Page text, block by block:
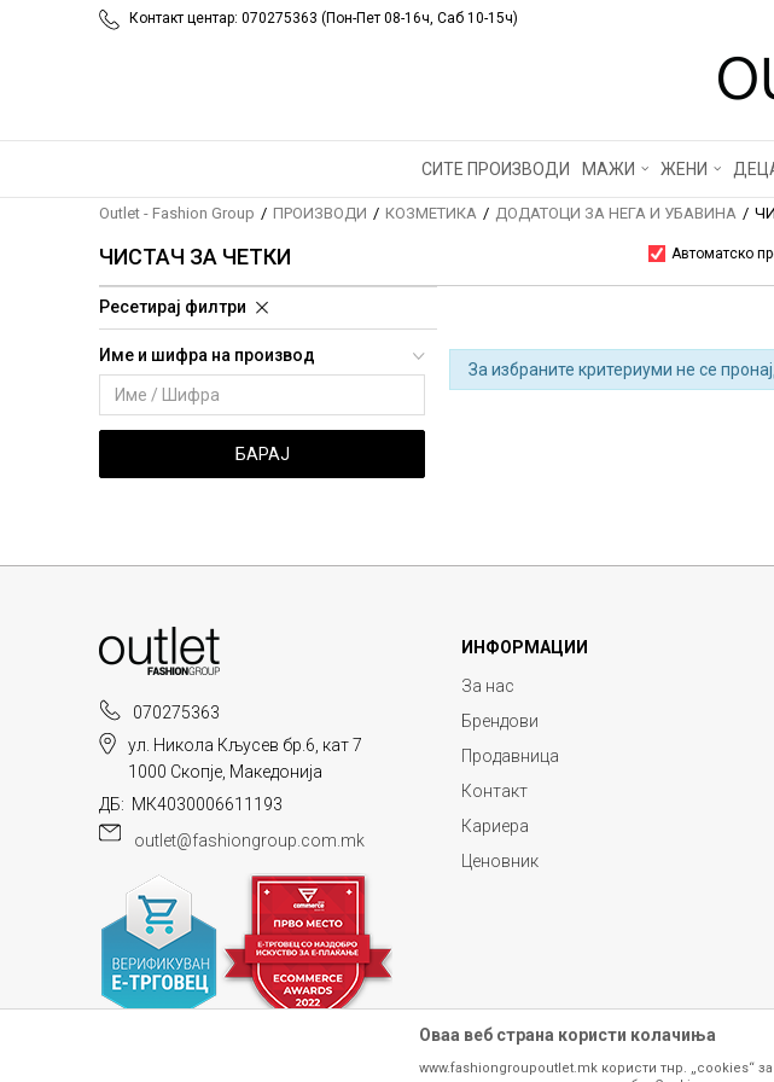
Контакт центар: 070275363 (Пон-Пет 08-16ч, Саб 10-15ч)
СИТЕ ПРОИЗВОДИ МАЖИ ЖЕНИ
Outlet - Fashion Group ПРОИЗВОДИ КОЗМЕТИКА ДОДАТОЦИ ЗА НЕГА И УБАВИНА
ЧИСТАЧ ЗА ЧЕТКИ Автоматско
Ресетирај филтри
Име и шифра на производ
БАРАЈ
За избраните критериуми не се
070275363
ул. Никола Кљусев бр.6, кат 7
1000 Скопје, Македонија
ДБ: МК4030006611193
outlet@fashiongroup.com.mk
ИНФОРМАЦИИ
За нас
Брендови
Продавница
Контакт
Кариера
Ценовник
Оваа веб страна користи колачиња
www.fashiongroupoutlet.mk користи тнр. „cookies“